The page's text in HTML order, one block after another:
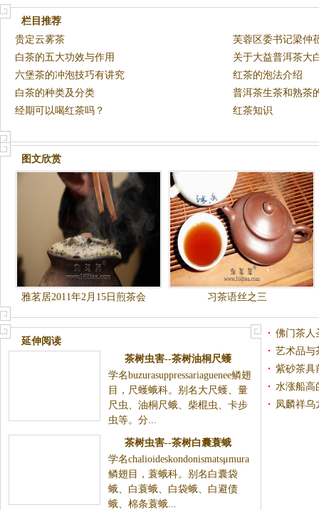
栏目推荐
贵定云雾茶
芙蓉区委书记梁仲
白茶的五大功效与作用
关于大益普洱茶大
六堡茶的冲泡技巧有讲究
红茶的泡法介绍
白茶的种类及分类
普洱茶生茶和熟茶
经期可以喝红茶吗？
红茶知识
图文欣赏
雅茗居2011年2月15日煎茶会 习茶语丝之三
延伸阅读
茶树虫害--茶树油桐尺蠖
学名buzurasuppressariaguenee鳞翅
目，尺蠖蛾科。别名大尺蠖、量
尺虫、油桐尺蛾、柴棍虫、卡步
虫等。分...
茶树虫害--茶树白囊蓑蛾
学名chalioideskondonismatsμmura
鳞翅目，蓑蛾科。别名白囊袋
蛾、白蓑蛾、白袋蛾、白避债
蛾、棉条蓑蛾...
佛门茶人
艺术品与
紫砂茶具
水涨船高
凤麟祥乌